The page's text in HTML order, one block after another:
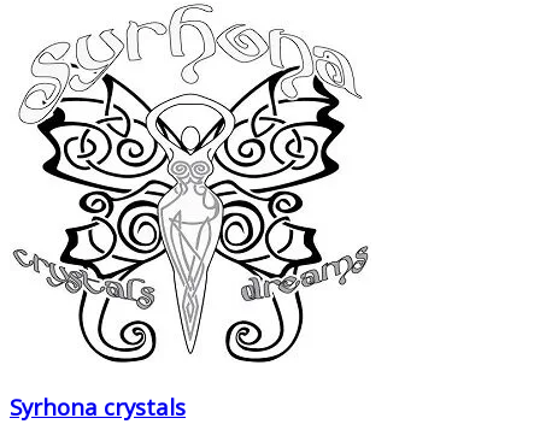
Syrhona crystals